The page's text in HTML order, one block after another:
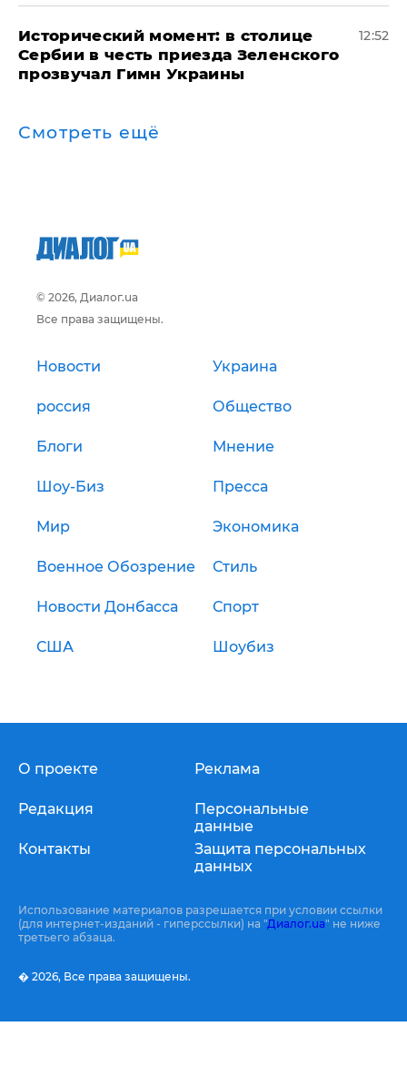
Исторический момент: в столице
Сербии в честь приезда Зеленского
прозвучал Гимн Украины
12:52
Смотреть ещё
© 2026, Диалог.ua
Все права защищены.
Новости Украина
россия Общество
Блоги Мнение
Шоу-Биз Пресса
Мир Экономика
Военное Обозрение Стиль
Новости Донбасса Спорт
США Шоубиз
О проекте
Редакция
Контакты
Реклама
Персональные
данные
Защита персональных
данных
Использование материалов разрешается при условии ссылки
(для интернет-изданий - гиперссылки) на "Диалог.ua" не ниже
третьего абзаца.
� 2026, Все права защищены.